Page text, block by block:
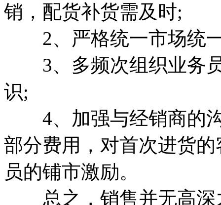
销，配货补货需及时;
2、严格统一市场统
3、多频次组织业务员
识;
4、加强与经销商的沟
部分费用，对首次进货
员的铺市激励。
总之，销售并无高深